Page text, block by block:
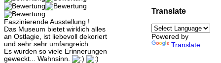
Faszinierende Ausstellung !
Das Museum bietet wirklich alles
an Ostlagie, ist liebevoll dekoriert
und sehr sehr umfangreich.
Es wurden so viele Erinnerungen
geweckt... Wahnsinn.
Translate
Powered by
Translate